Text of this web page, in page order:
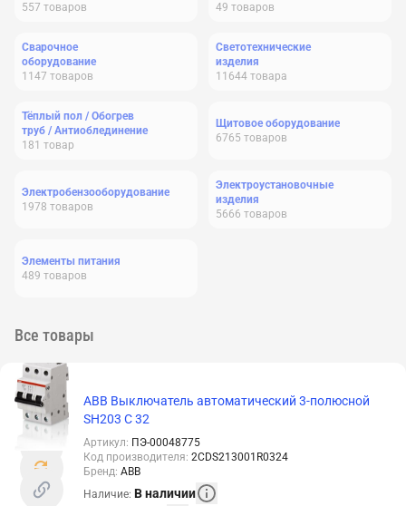
557 товаров
49 товаров
Сварочное
оборудование
1147 товаров
Светотехнические
изделия
11644 товара
Тёплый пол / Обогрев
труб / Антиоблединение
181 товар
Щитовое оборудование
6765 товаров
Электробензооборудование
1978 товаров
Электроустановочные
изделия
5666 товаров
Элементы питания
489 товаров
Все товары
ABB Выключатель автоматический 3-полюсной
SH203 C 32
Артикул: ПЭ-00048775
Код производителя: 2CDS213001R0324
Бренд: ABB
Наличие: В наличии